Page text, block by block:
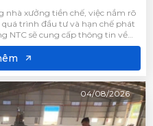
nhà xưởng tiền chế, việc nắm rõ
trình đầu tư và hạn chế phát
NTC sẽ cung cấp thông tin về
giúp tối ưu chi phí mà vẫn đảm
04/08/2026